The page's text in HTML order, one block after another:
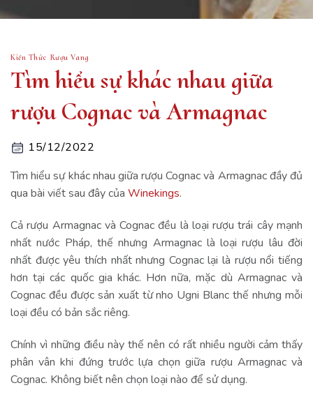
Kiến Thức Rượu Vang
Tìm hiểu sự khác nhau giữa
rượu Cognac và Armagnac
15/12/2022
Tìm hiểu sự khác nhau giữa rượu Cognac và Armagnac đầy đủ
qua bài viết sau đây của Winekings.
Cả rượu Armagnac và Cognac đều là loại rượu trái cây mạnh
nhất nước Pháp, thế nhưng Armagnac là loại rượu lâu đời
nhất được yêu thích nhất nhưng Cognac lại là rượu nổi tiếng
hơn tại các quốc gia khác. Hơn nữa, mặc dù Armagnac và
Cognac đều được sản xuất từ nho Ugni Blanc thế nhưng mỗi
loại đều có bản sắc riêng.
Chính vì những điều này thế nên có rất nhiều người cảm thấy
phân vân khi đứng trước lựa chọn giữa rượu Armagnac và
Cognac. Không biết nên chọn loại nào để sử dụng.